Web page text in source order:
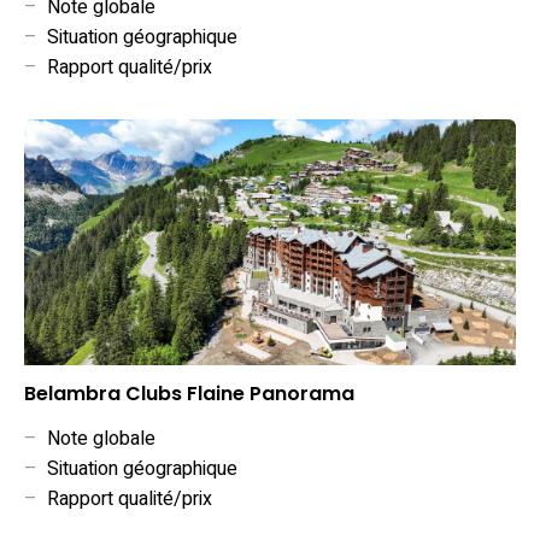
– Note globale
– Situation géographique
– Rapport qualité/prix
Belambra Clubs Flaine Panorama
– Note globale
– Situation géographique
– Rapport qualité/prix